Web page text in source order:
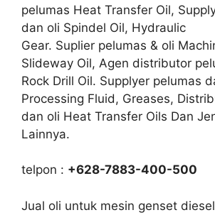
pelumas Heat Transfer Oil,
dan oli Spindel Oil, Hydraulic
Gear. Suplier pelumas & oli
Slideway Oil, Agen distributor
Rock Drill Oil. Supplyer pelumas
Processing Fluid, Greases,
dan oli Heat Transfer Oils Dan
Lainnya.
telpon : +628-7883-400-500
Jual oli untuk mesin genset diesel |